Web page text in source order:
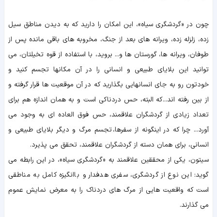
چون در «گردشگری سیاه»، این امکان را دارید که به دیدن مناطق سیل
زده، زلزله زده، ویرانه های بعد از جنگ، مخروبه های باقی مانده پس از
طوفان، ویرانه ها، گورستان ها و... بروید، با استفاده از قوه تخیلتان، می
توانید این بلایای طبیعی و انسانی را در آن مکانها تجسم کنید و
خودتون رو به جای انسانهایی بگذارید که در آن موقعیت ها قرار گرفته و
از بین رفته اند...که البته، حس دردناکی است و به همان اندازه هم برای
تعداد زیادی از گردشگران علاقمند، حس فوق العاده ای به وجود می
آورد... چرا که در اینگونه از سفرها، تجسم مرگ و دیگر بلایای طبیعی و
انسانی، برای همان دسته از گردشگران علاقمند، تحقق می پذیرد.
سیتون، یکی از محققین علاقمند به «گردشگری سیاه»، در این رابطه می
گوید: این نوع از گردشگری، سفری هدفدار و باانگیزه کامل به مناطقی
است که واقعیت هایی از مرگ های دردناک را به معرض نمایش عموم
می گذارند.